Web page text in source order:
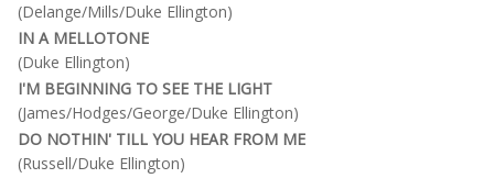
(Delange/Mills/Duke Ellington)
IN A MELLOTONE
(Duke Ellington)
I'M BEGINNING TO SEE THE LIGHT
(James/Hodges/George/Duke Ellington)
DO NOTHIN' TILL YOU HEAR FROM ME
(Russell/Duke Ellington)